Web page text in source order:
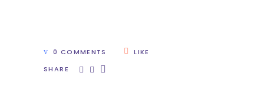
0 COMMENTS
LIKE
SHARE